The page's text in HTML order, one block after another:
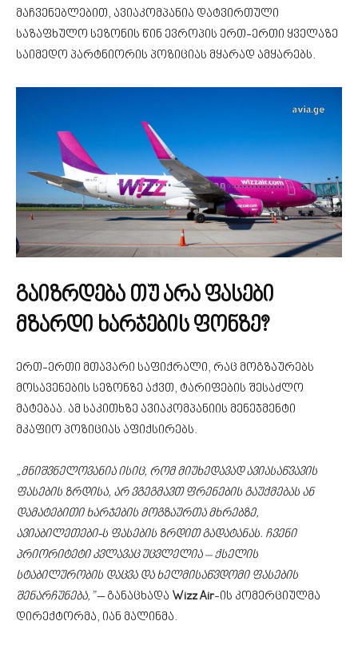
მაჩვენებლებით, ავიაკომპანია დატვირთული
საზაფხულო სეზონის წინ ევროპის ერთ-ერთი ყველაზე
საიმედო პარტნიორის პოზიციას მყარად ამყარებს.
გაიზრდება თუ არა ფასები
მზარდი ხარჯების ფონზე?
ერთ-ერთი მთავარი საფიქრალი, რაც მოგზაურებს
მოსავენების სეზონზე აქვთ, ტარიფების შესაძლო
მატებაა. ამ საკითხზე ავიაკომპანიის მენეჯმენტი
მკაფიო პოზიციას აფიქსირებს.
„მნიშვნელოვანია ისიც, რომ მიუხედავად ავიასაწვავის
ფასების ზრდისა, არ ვგეგმავთ ფრენების გაუქმებას ან
დამატებითი ხარჯების მოგზაურთა მხრებზე,
ავიაბილეთები-ს ფასების ზრდით გადატანას. ჩვენი
პრიორიტეტი კვლავაც უცვლელია – ქსელის
სტაბილურობის დაცვა და ხელმისაწვდომი ფასების
შენარჩუნება,”– განაცხადა Wizz Air-ის კომერციულმა
დირექტორმა, იან მალინმა.